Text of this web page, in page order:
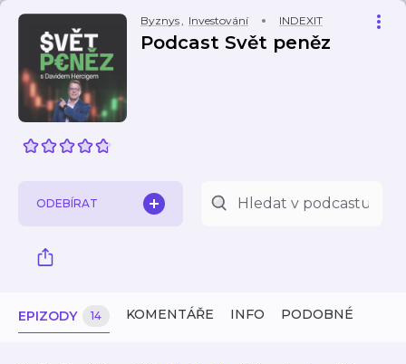
Byznys, Investování INDEXIT
Podcast Svět peněz
ODEBÍRAT
EPIZODY 14 KOMENTÁŘE INFO PODOBNÉ